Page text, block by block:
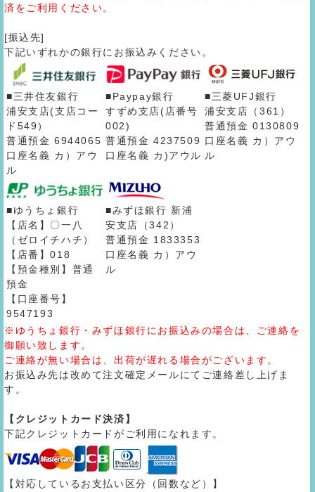
済をご利用ください。
[振込先]
下記いずれかの銀行にお振込みください。
■三井住友銀行
浦安支店(支店コー
ド549）
普通預金 6944065
口座名義 カ）アウ
ル
■Paypay銀行
すずめ支店(店番号
002)
普通預金 4237509
口座名義 カ)アウル
■三菱UFJ銀行
浦安支店（361）
普通預金 0130809
口座名義 カ）アウ
ル
■ゆうちょ銀行
【店名】〇一八
（ゼロイチハチ）
【店番】018
【預金種別】普通
預金
【口座番号】
9547193
■みずほ銀行 新浦
安支店（342）
普通預金 1833353
口座名義 カ）アウ
ル
※ゆうちょ銀行・みずほ銀行にお振込みの場合は、ご連絡を
御願い致します。
ご連絡が無い場合は、出荷が遅れる場合がございます。
お振込み先は改めて注文確定メールにてご連絡差し上げま
す。
【クレジットカード決済】
下記クレジットカードがご利用になれます。
【対応しているお支払い区分（回数など）】